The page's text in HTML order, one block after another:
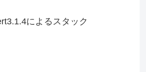
によるスタック